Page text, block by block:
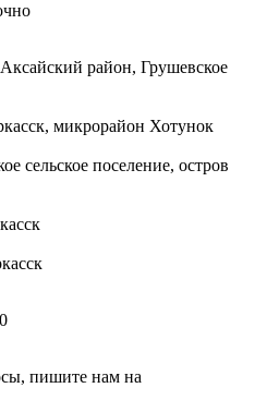
район, Грушевское
микрорайон Хотунок
сельское поселение, остров
пишите нам на